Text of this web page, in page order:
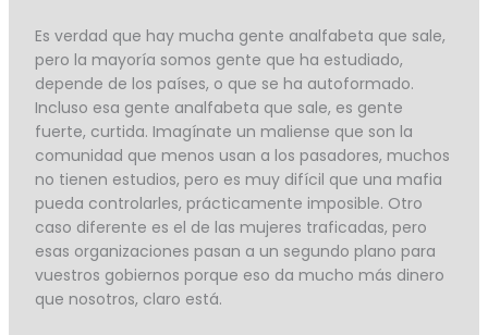
Es verdad que hay mucha gente analfabeta que sale,
pero la mayoría somos gente que ha estudiado,
depende de los países, o que se ha autoformado.
Incluso esa gente analfabeta que sale, es gente
fuerte, curtida. Imagínate un maliense que son la
comunidad que menos usan a los pasadores, muchos
no tienen estudios, pero es muy difícil que una mafia
pueda controlarles, prácticamente imposible. Otro
caso diferente es el de las mujeres traficadas, pero
esas organizaciones pasan a un segundo plano para
vuestros gobiernos porque eso da mucho más dinero
que nosotros, claro está.